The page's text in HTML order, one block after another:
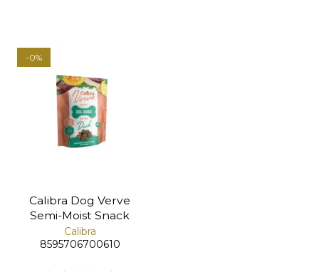
-0%
Calibra Dog Verve
Semi-Moist Snack
Calibra
8595706700610